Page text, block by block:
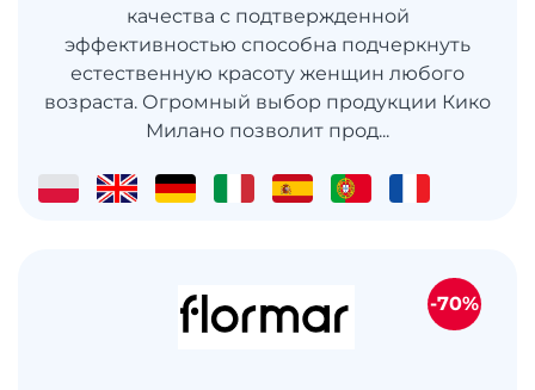
качества с подтвержденной
эффективностью способна подчеркнуть
естественную красоту женщин любого
возраста. Огромный выбор продукции Кико
Милано позволит прод...
-70%